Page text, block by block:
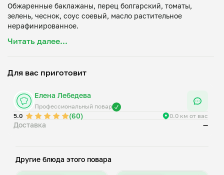
Обжаренные баклажаны, перец болгарский, томаты,
зелень, чеснок, соус соевый, масло растительное
Читать далее...
Для вас приготовит
Елена Лебедева
Профессиональный повар
5.0
(60) 0.0 км от вас
Доставка —
Другие блюда этого повара